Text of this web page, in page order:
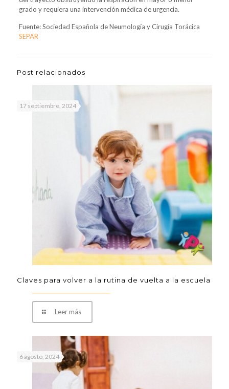
grado y requiera una intervención médica de urgencia.
Fuente: Sociedad Española de Neumología y Cirugía Torácica
SEPAR
Post relacionados
17 septiembre, 2024
Claves para volver a la rutina de vuelta a la escuela
Leer más
6 agosto, 2024